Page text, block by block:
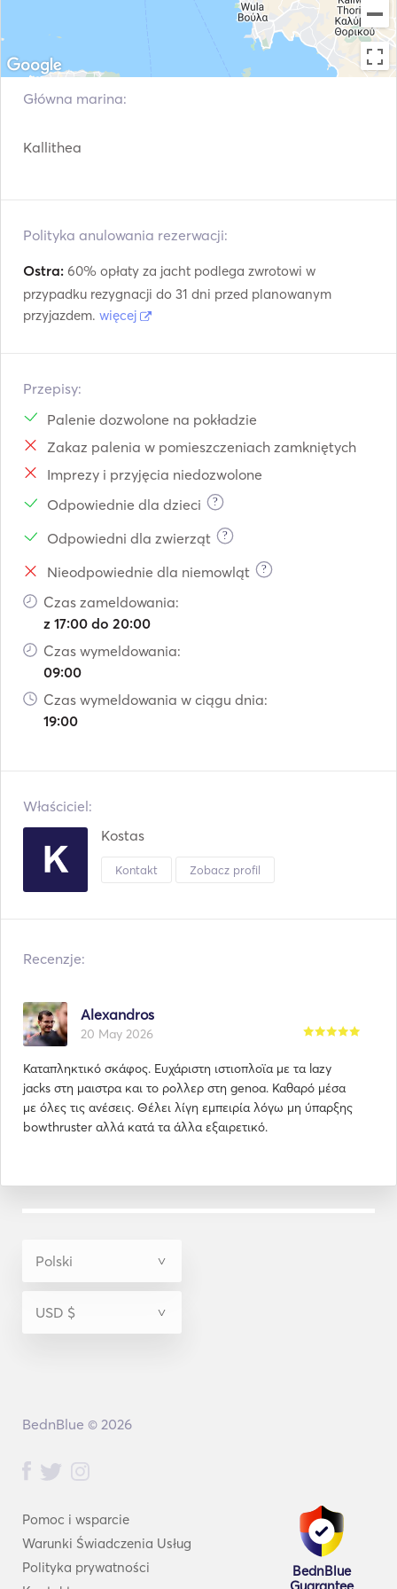
Główna marina:
Kallithea
Polityka anulowania rezerwacji:
Ostra: 60% opłaty za jacht podlega zwrotowi w
przypadku rezygnacji do 31 dni przed planowanym
przyjazdem. więcej
Przepisy:
Palenie dozwolone na pokładzie
Zakaz palenia w pomieszczeniach zamkniętych
Imprezy i przyjęcia niedozwolone
Odpowiednie dla dzieci
?
Odpowiedni dla zwierząt ?
Nieodpowiednie dla niemowląt ?
Czas zameldowania:
z 17:00 do 20:00
Czas wymeldowania:
09:00
Czas wymeldowania w ciągu dnia:
19:00
Właściciel:
Kostas
Kontakt Zobacz profil
Recenzje:
Alexandros
20 May 2026
Καταπληκτικό σκάφος. Ευχάριστη ιστιοπλοϊα με τα lazy
jacks στη μαιστρα και το ρολλερ στη genoa. Καθαρό μέσα
με όλες τις ανέσεις. Θέλει λίγη εμπειρία λόγω μη ύπαρξης
bowthruster αλλά κατά τα άλλα εξαιρετικό.
Pomoc i wsparcie
Warunki Świadczenia Usług
Polityka prywatności
BednBlue
BednBlue © 2026